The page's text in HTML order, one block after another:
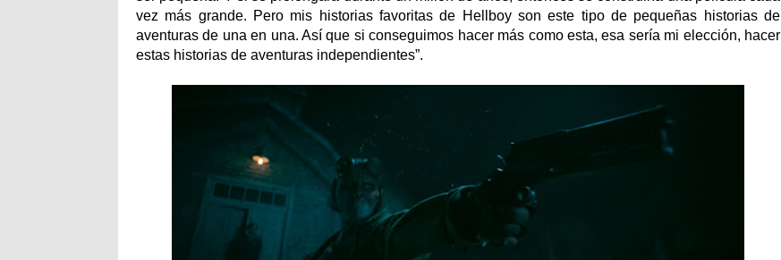
vez más grande. Pero mis historias favoritas de Hellboy son este tipo de pequeñas historias de
aventuras de una en una. Así que si conseguimos hacer más como esta, esa sería mi elección, hacer
estas historias de aventuras independientes”.